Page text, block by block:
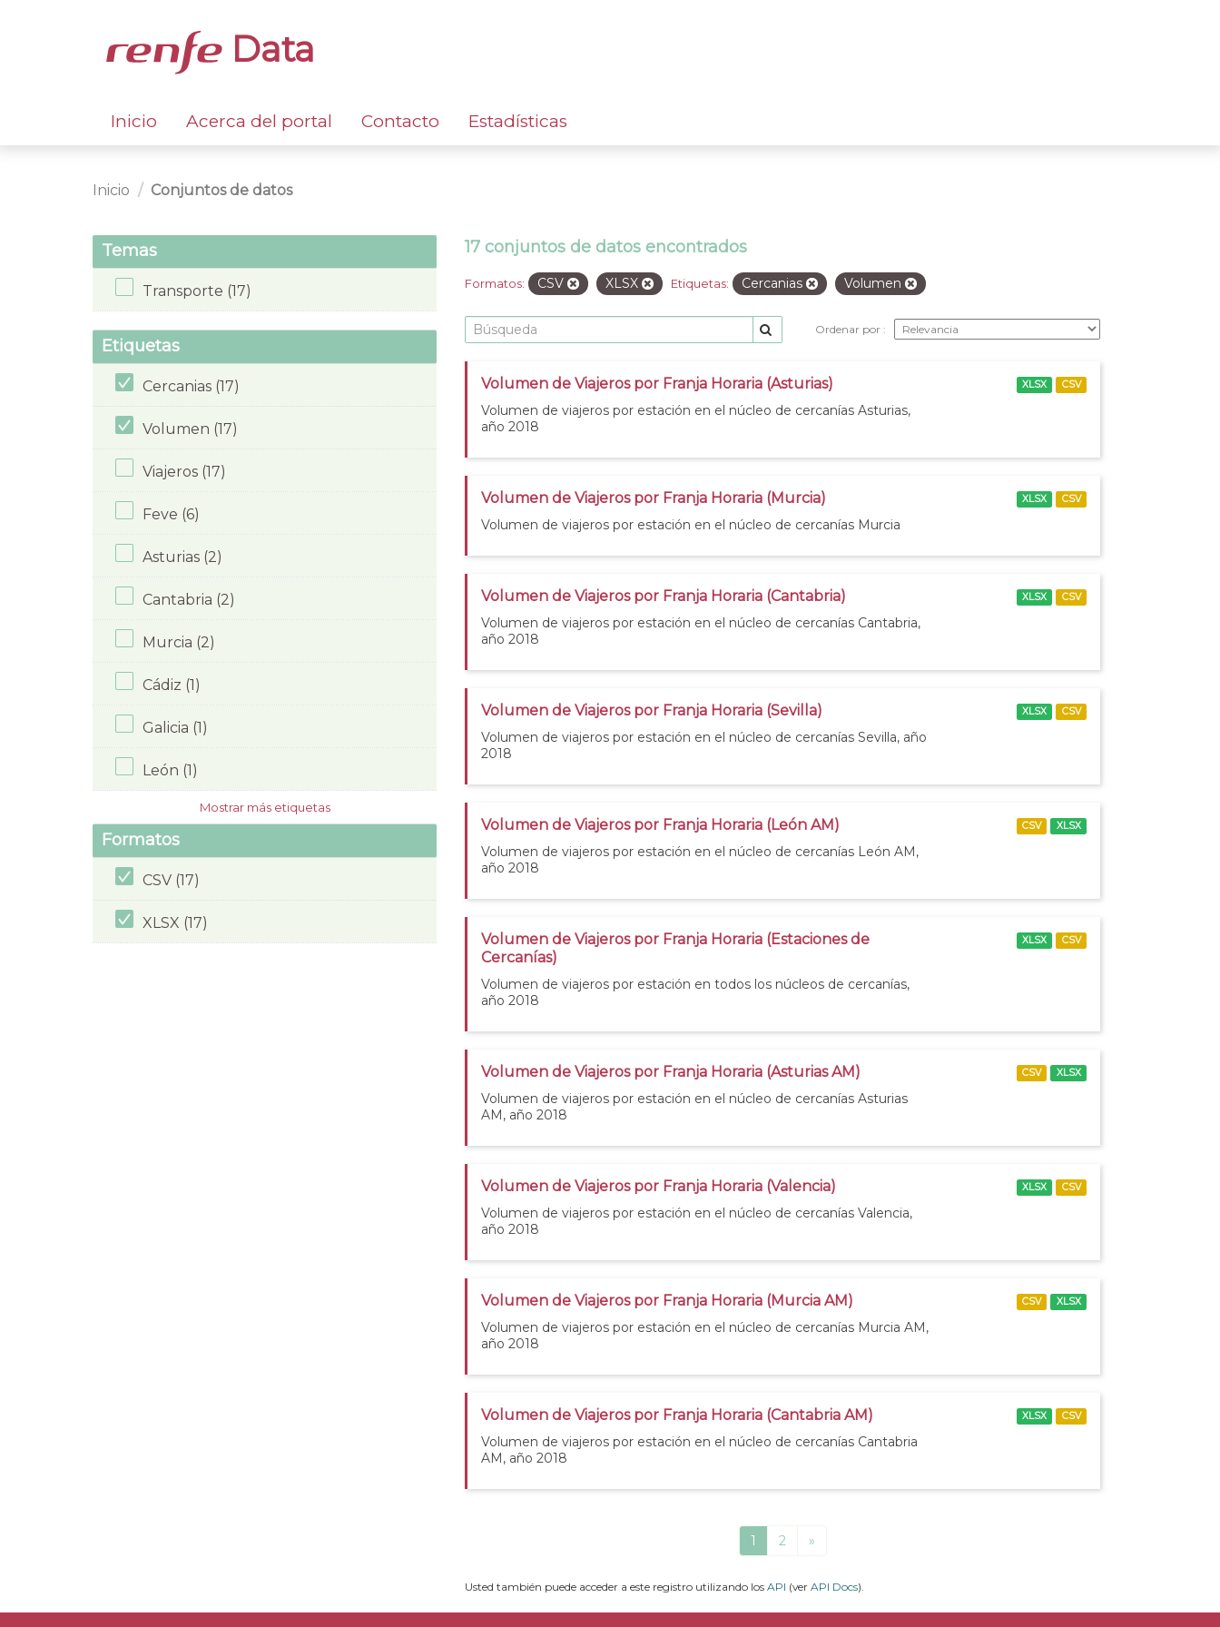
Data
Inicio Acerca del portal Contacto Estadísticas
Inicio Conjuntos de datos
Temas
Transporte (17)
Etiquetas
Cercanias (17)
Volumen (17)
Viajeros (17)
Feve (6)
Asturias (2)
Cantabria (2)
Murcia (2)
Cádiz (1)
Galicia (1)
León (1)
Mostrar más etiquetas
Formatos
CSV (17)
XLSX (17)
17 conjuntos de datos encontrados
Formatos: CSV XLSX Etiquetas: Cercanias Volumen
Ordenar por
Volumen de Viajeros por Franja Horaria (Asturias)
Volumen de viajeros por estación en el núcleo de cercanías Asturias,
año 2018
XLSX CSV
Volumen de Viajeros por Franja Horaria (Murcia)
Volumen de viajeros por estación en el núcleo de cercanías Murcia
XLSX CSV
Volumen de Viajeros por Franja Horaria (Cantabria)
Volumen de viajeros por estación en el núcleo de cercanías Cantabria,
año 2018
XLSX CSV
Volumen de Viajeros por Franja Horaria (Sevilla)
Volumen de viajeros por estación en el núcleo de cercanías Sevilla, año
2018
XLSX CSV
Volumen de Viajeros por Franja Horaria (León AM)
Volumen de viajeros por estación en el núcleo de cercanías León AM,
año 2018
CSV XLSX
Volumen de Viajeros por Franja Horaria (Estaciones de
Cercanías)
Volumen de viajeros por estación en todos los núcleos de cercanías,
año 2018
XLSX CSV
Volumen de Viajeros por Franja Horaria (Asturias AM)
Volumen de viajeros por estación en el núcleo de cercanías Asturias
AM, año 2018
CSV XLSX
Volumen de Viajeros por Franja Horaria (Valencia)
Volumen de viajeros por estación en el núcleo de cercanías Valencia,
año 2018
XLSX CSV
Volumen de Viajeros por Franja Horaria (Murcia AM)
Volumen de viajeros por estación en el núcleo de cercanías Murcia AM,
año 2018
CSV XLSX
Volumen de Viajeros por Franja Horaria (Cantabria AM)
Volumen de viajeros por estación en el núcleo de cercanías Cantabria
AM, año 2018
XLSX CSV
1 2 »
Usted también puede acceder a este registro utilizando los API (ver API Docs).